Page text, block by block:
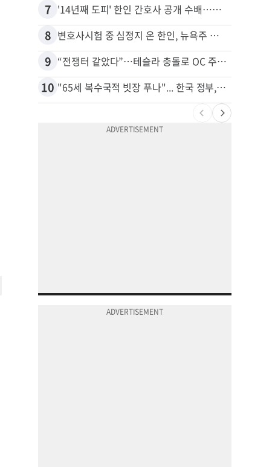
7 '14년째 도피' 한인 간호사 공개 수배…메디케어 사기 유죄
8 변호사시험 중 심정지 온 한인, 뉴욕주 제소
9 “전쟁터 같았다”…테슬라 충돌로 OC 주택 4채 파손
10 "65세 복수국적 빗장 푸나"... 한국 정부, 연령 완화 전면 추진